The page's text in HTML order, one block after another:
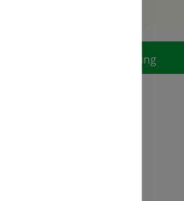
langjährige Branchenerfahrung